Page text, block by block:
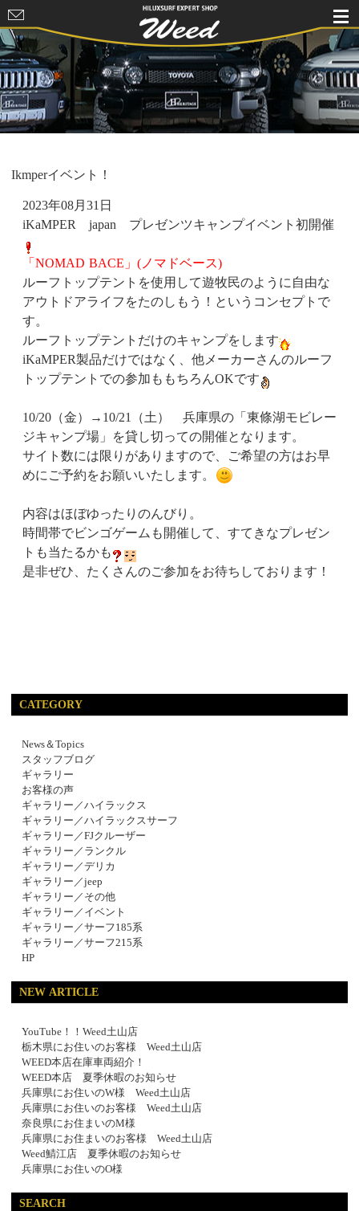
HILUXSURF
EXPERT
SHOP Weed
Ikmperイベント！
2023年08月31日
iKaMPER japan プレゼンツキャンプイベント初開催
「NOMAD BACE」(ノマドベース)
ルーフトップテントを使用して遊牧民のように自由な
アウトドアライフをたのしもう！というコンセプトで
す。
ルーフトップテントだけのキャンプをします
iKaMPER製品だけではなく、他メーカーさんのルーフ
トップテントでの参加ももちろんOKです
10/20（金）→10/21（土） 兵庫県の「東條湖モビレー
ジキャンプ場」を貸し切っての開催となります。
サイト数には限りがありますので、ご希望の方はお早
めにご予約をお願いいたします。
内容はほぼゆったりのんびり。
時間帯でビンゴゲームも開催して、すてきなプレゼン
トも当たるかも
是非ぜひ、たくさんのご参加をお待ちしております！
CATEGORY
News＆Topics
スタッフブログ
ギャラリー
お客様の声
ギャラリー／ハイラックス
ギャラリー／ハイラックスサーフ
ギャラリー／FJクルーザー
ギャラリー／ランクル
ギャラリー／デリカ
ギャラリー／jeep
ギャラリー／その他
ギャラリー／イベント
ギャラリー／サーフ185系
ギャラリー／サーフ215系
HP
NEW ARTICLE
YouTube！！Weed土山店
栃木県にお住いのお客様 Weed土山店
WEED本店在庫車両紹介！
WEED本店 夏季休暇のお知らせ
兵庫県にお住いのW様 Weed土山店
兵庫県にお住いのお客様 Weed土山店
奈良県にお住まいのM様
兵庫県にお住まいのお客様 Weed土山店
Weed鯖江店 夏季休暇のお知らせ
兵庫県にお住いのO様
SEARCH